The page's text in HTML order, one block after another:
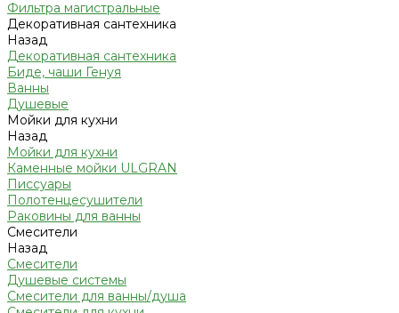
Фильтра магистральные
Декоративная сантехника
Назад
Декоративная сантехника
Биде, чаши Генуя
Ванны
Душевые
Мойки для кухни
Назад
Мойки для кухни
Каменные мойки ULGRAN
Писсуары
Полотенцесушители
Раковины для ванны
Смесители
Назад
Смесители
Душевые системы
Смесители для ванны/душа